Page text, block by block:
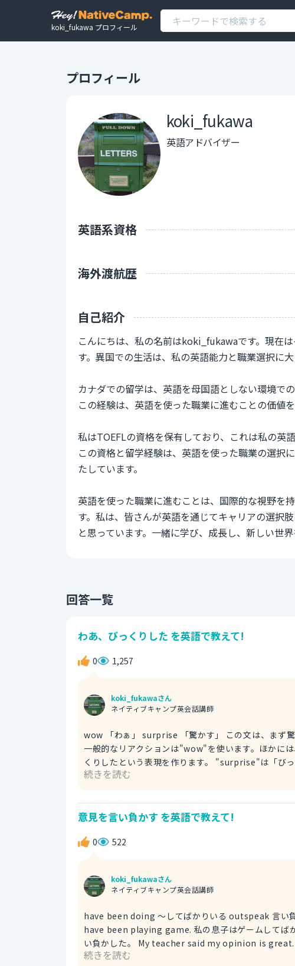
koki_fukawa プロフィール
プロフィール
koki_fukawa
英語アドバイザー
英語系資格
海外渡航歴
自己紹介
こんにちは、私の名前はkoki_fukawaです。現在
す。異国での生活は、私の英語能力と職業選択に
カナダでの留学は、英語を母国語としない環境で
この経験は、英語を使った職業に進むことの価値
私はTOEFLの資格を保有しており、これは私の英
この資格と留学経験は、英語を使った職業の選択
たしています。
英語を使った職業に進むことは、国際的な視野を
す。私は、皆さんが英語を通じてキャリアの選択
と思っています。一緒に学び、成長し、新しい世
回答一覧
わあ、びっくりした を英語で教えて!
0 1,257
koki_fukawaさん
ネイティブキャンプ英会話講師
wow 「わぁ」 surprise 「驚かす」 この文は、まず驚いた際のリアクションを文頭に置きます。驚かされた際の
一般的なリアクションは"wow"を使います。ほかには、
くりしたという表現を作ります。 "surprise"は「び
は受け身になります。さらに、その後"at"をつけ、驚
で、"it"にします。 そして、主語が驚かすのは私なので、"me"を置きま
Wow, It surprised me. 「わあ、びっくりした」
続きを読む
意見を言い負かす を英語で教えて!
0 522
koki_fukawaさん
ネイティブキャンプ英会話講師
have been doing ～してばかりいる outspeak 言い負かす
have been playing game. 私の息子はゲームしてば
い負かした。 My teacher said my opinion is great. 先生は私
が友達、今回は男性としました。"he"。 動詞が「
続きを読む